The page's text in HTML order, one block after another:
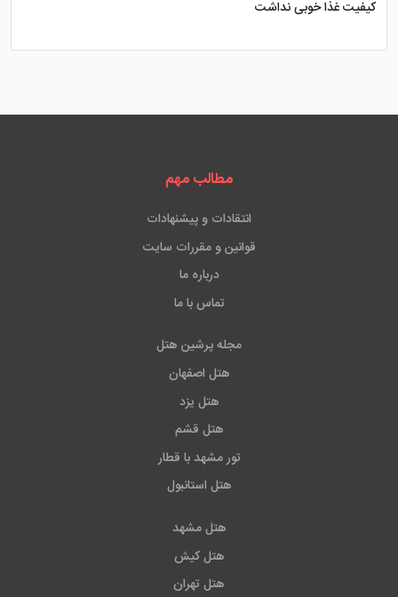
کیفیت غذا خوبی نداشت
مطالب مهم
انتقادات و پیشنهادات
قوانین و مقررات سایت
درباره ما
تماس با ما
مجله پرشین هتل
هتل اصفهان
هتل یزد
هتل قشم
تور مشهد با قطار
هتل استانبول
هتل مشهد
هتل کیش
هتل تهران